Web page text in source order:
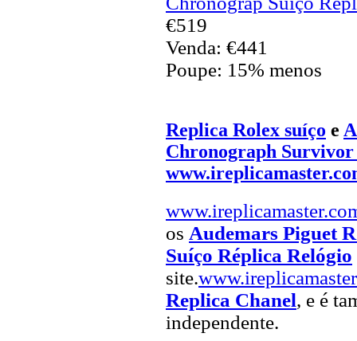
€519
Venda: €441
Poupe: 15% menos
Replica Rolex suíço e
Chronograph
os Audemars Piguet
Suíço Réplica Relógio
site.
Replica Chanel, e é
independente.